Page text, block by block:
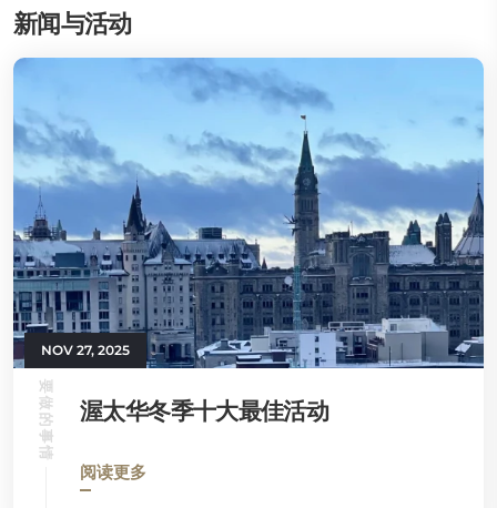
新闻与活动
NOV 27, 2025
要做的事情 渥太华冬季十大最佳活动
阅读更多